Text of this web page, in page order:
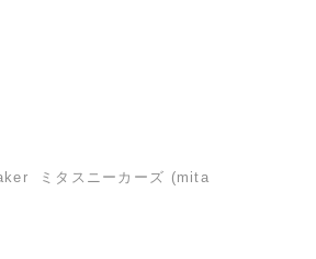
ミタスニーカーズ (mita